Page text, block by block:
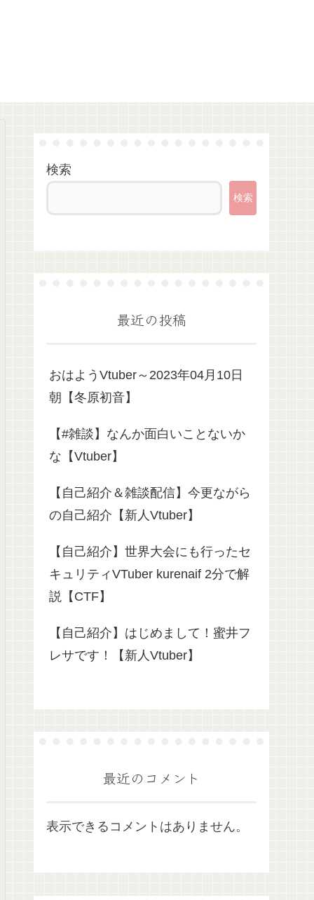
検索
検索
最近の投稿
おはようVtuber～2023年04月10日
朝【冬原初音】
【#雑談】なんか面白いことないか
な【Vtuber】
【自己紹介＆雑談配信】今更ながら
の自己紹介【新人Vtuber】
【自己紹介】世界大会にも行ったセ
キュリティVTuber kurenaif 2分で解
説【CTF】
【自己紹介】はじめまして！蜜井フ
レサです！【新人Vtuber】
最近のコメント
表示できるコメントはありません。